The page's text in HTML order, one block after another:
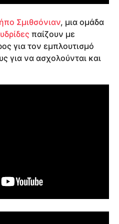
Σμιθσόνιαν, μια ομάδα
παίζουν με
για τον εμπλουτισμό
για να ασχολούνται και